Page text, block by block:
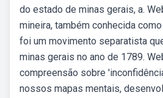
do estado de minas gerais, a.
mineira, também conhecida
foi um movimento separatista
minas gerais no ano de 1789.
compreensão sobre
nossos mapas mentais,